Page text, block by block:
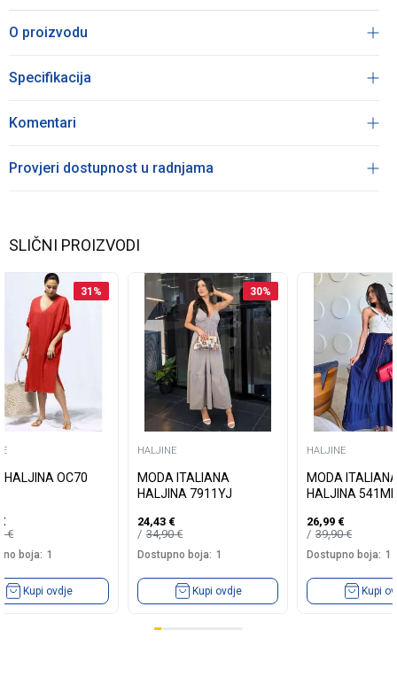
O proizvodu
Specifikacija
Komentari
Provjeri dostupnost u radnjama
SLIČNI PROIZVODI
31 %
HALJINA OC70
€
€
boja: 1
Kupi ovdje
30%
HALJINE
MODA ITALIANA
HALJINA 7911YJ
24,43 €
34,90€
Dostupno boja: 1
Kupi ovdje
HALJINE
MODA
HALJINA 541ML
26,99 €
39,90€
Dostupno boja: 1
Kupi